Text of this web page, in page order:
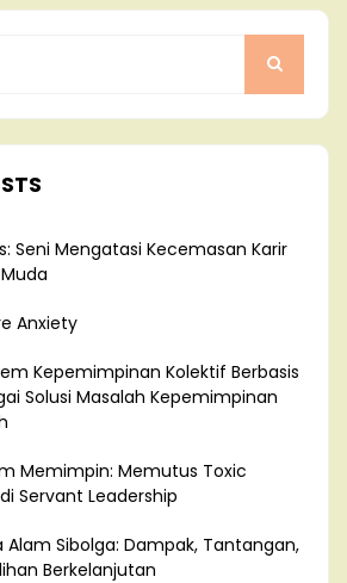
Seni Mengatasi Kecemasan Karir
Anxiety
Kepemimpinan Kolektif Berbasis
Solusi Masalah Kepemimpinan
Memimpin: Memutus Toxic
Servant Leadership
Alam Sibolga: Dampak, Tantangan,
Berkelanjutan